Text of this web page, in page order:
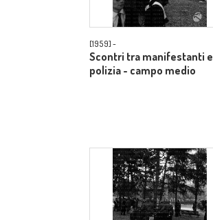
[1959] -
Scontri tra manifestanti e
polizia - campo medio